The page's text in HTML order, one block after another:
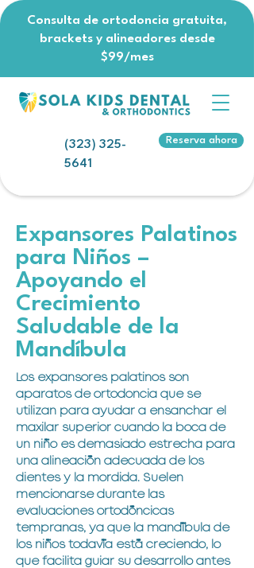
Consulta de ortodoncia gratuita,
brackets y alineadores desde
$99/mes
(323) 325-
5641
Reserva ahora
Expansores Palatinos
para Niños –
Apoyando el
Crecimiento
Saludable de la
Mandíbula
Los expansores palatinos son
aparatos de ortodoncia que se
utilizan para ayudar a ensanchar el
maxilar superior cuando la boca de
un niño es demasiado estrecha para
una alineación adecuada de los
dientes y la mordida. Suelen
mencionarse durante las
evaluaciones ortodóncicas
tempranas, ya que la mandíbula de
los niños todavía está creciendo, lo
que facilita guiar su desarrollo antes